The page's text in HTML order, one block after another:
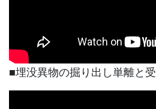
■埋没異物の掘り出し単離と